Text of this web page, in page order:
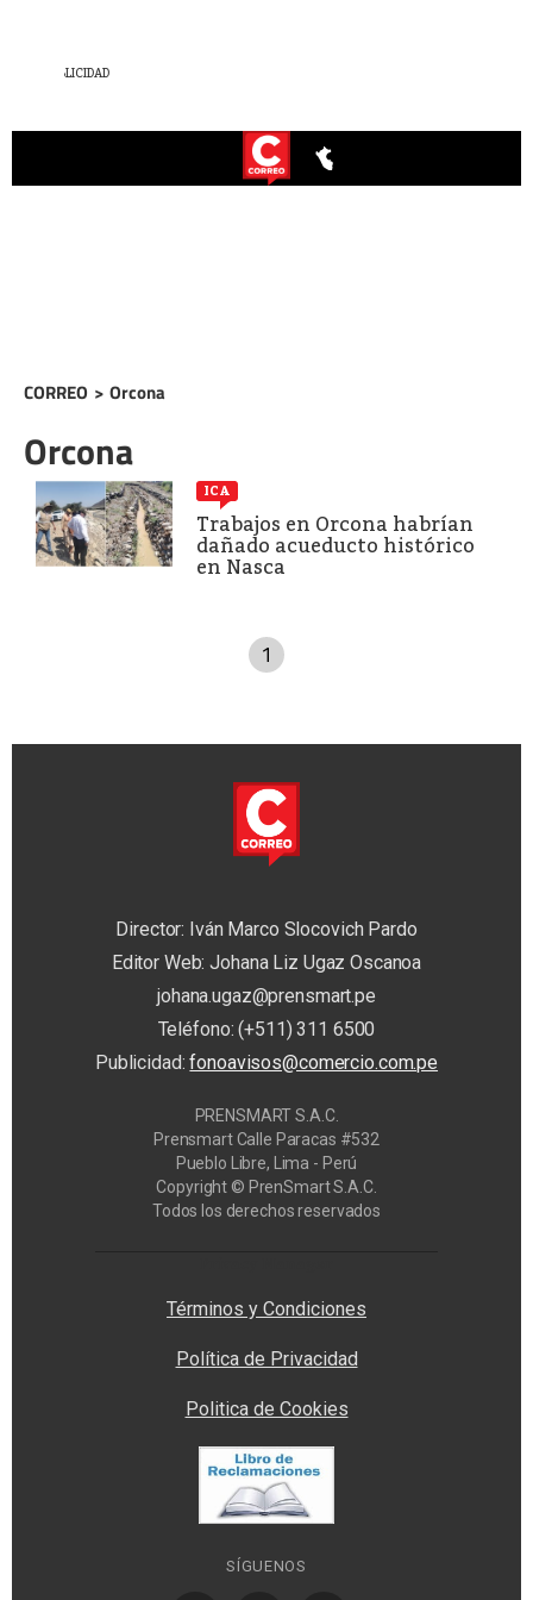
CORREO > Orcona
Orcona
ICA
Trabajos en Orcona habrían
dañado acueducto histórico
en Nasca
1
Director: Iván Marco Slocovich Pardo
Editor Web: Johana Liz Ugaz Oscanoa
johana.ugaz@prensmart.pe
Teléfono: (+511) 311 6500
Publicidad:fonoavisos@comercio.com.pe
PRENSMART S.A.C.
Prensmart Calle Paracas #532
Pueblo Libre, Lima - Perú
Copyright © PrenSmart S.A.C.
Todos los derechos reservados
Términos y Condiciones
Política de Privacidad
Politica de Cookies
SÍGUENOS